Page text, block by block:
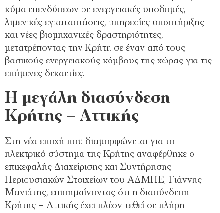
κύμα επενδύσεων σε ενεργειακές υποδομές,
λιμενικές εγκαταστάσεις, υπηρεσίες υποστήριξης
και νέες βιομηχανικές δραστηριότητες,
μετατρέποντας την Κρήτη σε έναν από τους
βασικούς ενεργειακούς κόμβους της χώρας για τις
επόμενες δεκαετίες.
Η μεγάλη διασύνδεση
Κρήτης – Αττικής
Στη νέα εποχή που διαμορφώνεται για το
ηλεκτρικό σύστημα της Κρήτης αναφέρθηκε ο
επικεφαλής Διαχείρισης και Συντήρησης
Περιουσιακών Στοιχείων του ΑΔΜΗΕ, Γιάννης
Μανιάτης, επισημαίνοντας ότι η διασύνδεση
Κρήτης – Αττικής έχει πλέον τεθεί σε πλήρη